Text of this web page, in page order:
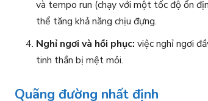
và tempo run (chạy với một tốc độ ổn
thể tăng khả năng chịu đựng.
Nghỉ ngơi và hồi phục: việc nghỉ ngơi
tinh thần bị mệt mỏi.
Quãng đường nhất định